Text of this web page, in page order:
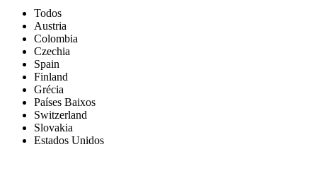
Todos
Austria
Colombia
Czechia
Spain
Finland
Grécia
Países Baixos
Switzerland
Slovakia
Estados Unidos